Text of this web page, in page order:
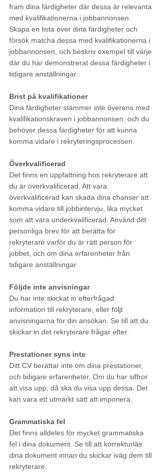
fram dina färdigheter där dessa är relevanta
med kvalifikationerna i jobbannonsen.
Skapa en lista över dina färdigheter och
försök matcha dessa med kvalifikationerna i
jobbannonsen, och beskriv exempel till varje
där du har demonstrerat dessa färdigheter i
tidigare anställningar.
Brist på kvalifikationer
Dina färdigheter stämmer inte överens med
kvalifikationskraven i jobbannonsen, och du
behöver dessa färdigheter för att kunna
komma vidare i rekryteringsprocessen.
Överkvalificerad
Det finns en uppfattning hos rekryterare att
du är överkvalificerad. Att vara
överkvalificerad kan skada dina chanser att
komma vidare till jobbintervju, lika mycket
som att vara underkvalificerad. Använd ditt
personliga brev för att berätta för
rekryterare varför du är rätt person för
jobbet, och om dina erfarenheter från
tidigare anställningar.
Följde inte anvisningar
Du har inte skickat in efterfrågad
information till rekryterare, eller följt
anvisningarna för din ansökan. Se till att du
skickar in det rekryterare frågar efter.
Prestationer syns inte
Ditt CV berättar inte om dina prestationer,
och tidigare erfarenheter. Om du har siffror
att visa upp, då ska du visa upp dessa. Det
kan vara ett utmärkt sätt att imponera.
Grammatiska fel
Det finns alldeles för mycket grammatiska
fel i dina dokument. Se till att korrekturläs
dina dokument innan du skickar iväg dem till
rekryterare.